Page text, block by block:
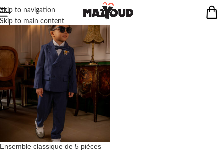
Skip to navigation
Skip to main content
Ensemble classique de 5 pièces